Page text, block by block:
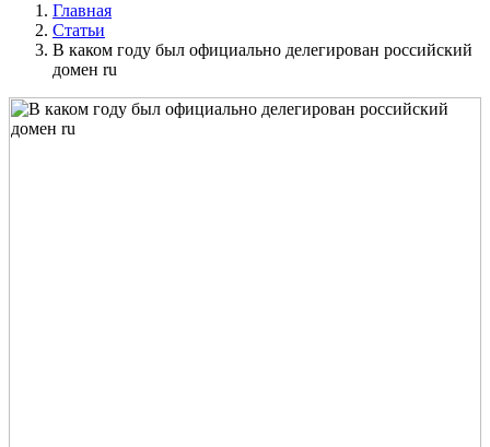
Главная
Статьи
В каком году был официально делегирован российский
домен ru